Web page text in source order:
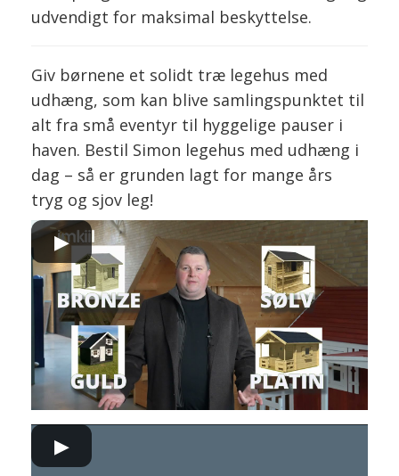
udvendigt for maksimal beskyttelse.
Giv børnene et solidt træ legehus med
udhæng, som kan blive samlingspunktet til
alt fra små eventyr til hyggelige pauser i
haven. Bestil Simon legehus med udhæng i
dag – så er grunden lagt for mange års
tryg og sjov leg!
▶
▶